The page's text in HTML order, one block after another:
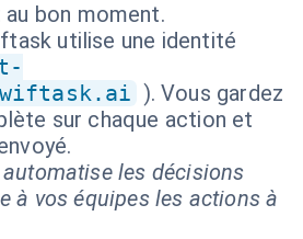
bon moment.
utilise une identité
). Vous gardez
sur chaque action et
automatise les décisions
à vos équipes les actions à